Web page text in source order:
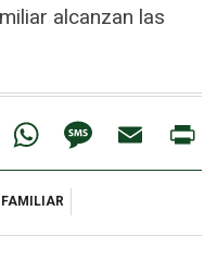
alcanzan las
MeneameWhatsAppMessageEmail